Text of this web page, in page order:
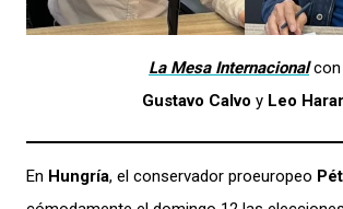
La Mesa Internacional con
Gustavo Calvo y Leo
En Hungría, el conservador proeuropeo